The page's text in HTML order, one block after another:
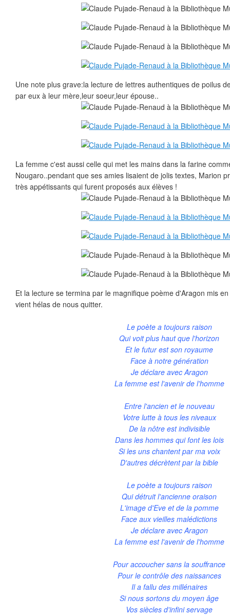
Une note plus grave:la lecture de lettres authentiques de poilus
par eux à leur mère,leur soeur,leur épouse..
La femme c'est aussi celle qui met les mains dans la farine
Nougaro..pendant que ses amies lisaient de jolis textes, Marion
très appétissants qui furent proposés aux élèves !
Et la lecture se termina par le magnifique poème d'Aragon mis
vient hélas de nous quitter.
Le poète a toujours raison
Qui voit plus haut que l'horizon
Et le futur est son royaume
Face à notre génération
Je déclare avec Aragon
La femme est l'avenir de l'homme
Entre l'ancien et le nouveau
Votre lutte à tous les niveaux
De la nôtre est indivisible
Dans les hommes qui font les lois
Si les uns chantent par ma voix
D'autres décrètent par la bible
Le poète a toujours raison
Qui détruit l'ancienne oraison
L'image d'Eve et de la pomme
Face aux vieilles malédictions
Je déclare avec Aragon
La femme est l'avenir de l'homme
Pour accoucher sans la souffrance
Pour le contrôle des naissances
Il a fallu des millénaires
Si nous sortons du moyen âge
Vos siècles d'infini servage